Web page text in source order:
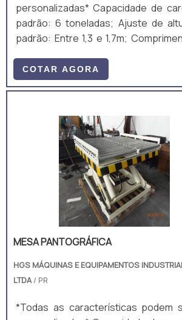
personalizadas* Capacidade de carga
padrão: 6 toneladas; Ajuste de
padrão: Entre 1,3 e 1,7m;
2m; Ajuste de altura padrão: Manual,
mecânico, por manivela; Equipamento
carbono A36, composto por
laminados U, I e chapas. A estrutura
um monobloco, unido através
soldagem MIG/MAG. • Acompanha: (a)
ART de Projeto e Fabricação; e
Manual técnico;
COTAR AGORA
MESA PANTOGRÁFICA
HGS MÁQUINAS E EQUIPAMENTOS
LTDA/ PR
*Todas as características podem